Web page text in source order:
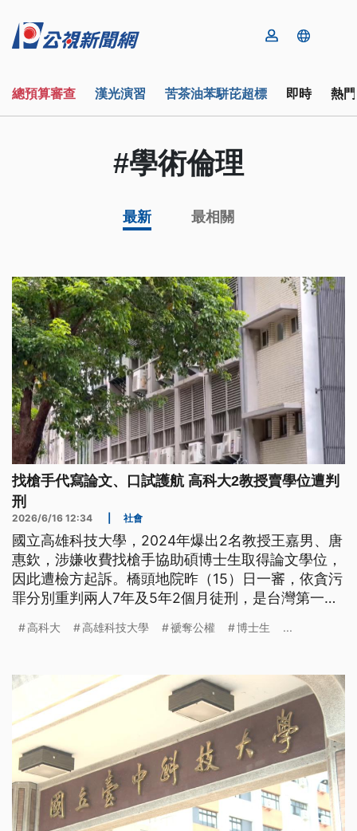
總預算審查 漢光演習 苦茶油苯駢芘超標 即時 熱
#學術倫理
最新 最相關
找槍手代寫論文、口試護航 高科大2教授賣學位遭判
刑
2026/6/16 12:34 社會
國立高雄科技大學，2024年爆出2名教授王嘉男、唐
惠欽，涉嫌收費找槍手協助碩博士生取得論文學位，
因此遭檢方起訴。橋頭地院昨（15）日一審，依貪污
罪分別重判兩人7年及5年2個月徒刑，是台灣第一個
依交付賄賂罪，判處6到7個月不等徒刑、可緩刑，全
高科大 高雄科技大學 褫奪公權 博士生 ...